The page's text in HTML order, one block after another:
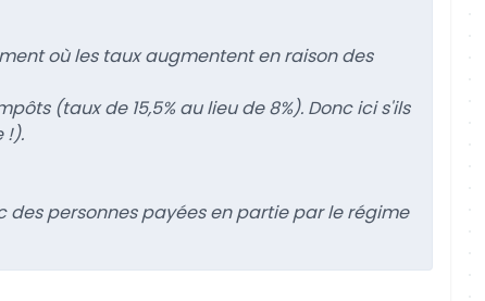
où les taux augmentent en raison des
(taux de 15,5% au lieu de 8%). Donc ici s'ils
!).
personnes payées en partie par le régime